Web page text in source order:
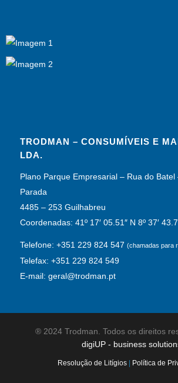
TRODMAN – CONSUMÍVEIS E
LDA.
Plano Parque Empresarial – Rua do
Parada
4485 – 253 Guilhabreu
Coordenadas: 41º 17′ 05.51″ N 8º 37′
Telefone: +351 229 824 547(chamadas para
Telefax: +351 229 824 549
E-mail: geral@trodman.pt
® 2024 Trodman. Todos os direitos
digiUP - business
Resolução de Litígios Política de